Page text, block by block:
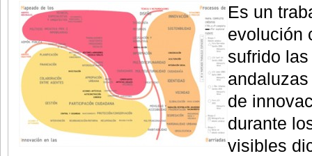
Es un
evolución
sufrido
de
durante
visibles